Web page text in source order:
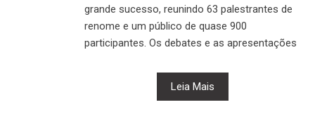
grande sucesso, reunindo 63 palestrantes de
renome e um público de quase 900
participantes. Os debates e as apresentações
Leia Mais